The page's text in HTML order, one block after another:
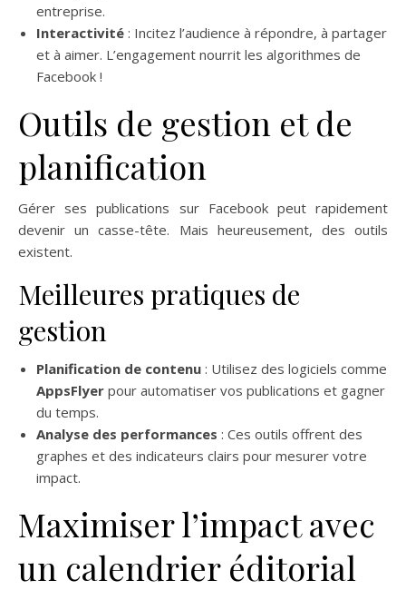
entreprise.
Interactivité : Incitez l’audience à répondre, à partager
et à aimer. L’engagement nourrit les algorithmes de
Facebook !
Outils de gestion et de
planification
Gérer ses publications sur Facebook peut rapidement
devenir un casse-tête. Mais heureusement, des outils
existent.
Meilleures pratiques de
gestion
Planification de contenu : Utilisez des logiciels comme
AppsFlyer pour automatiser vos publications et gagner
du temps.
Analyse des performances : Ces outils offrent des
graphes et des indicateurs clairs pour mesurer votre
impact.
Maximiser l’impact avec
un calendrier éditorial